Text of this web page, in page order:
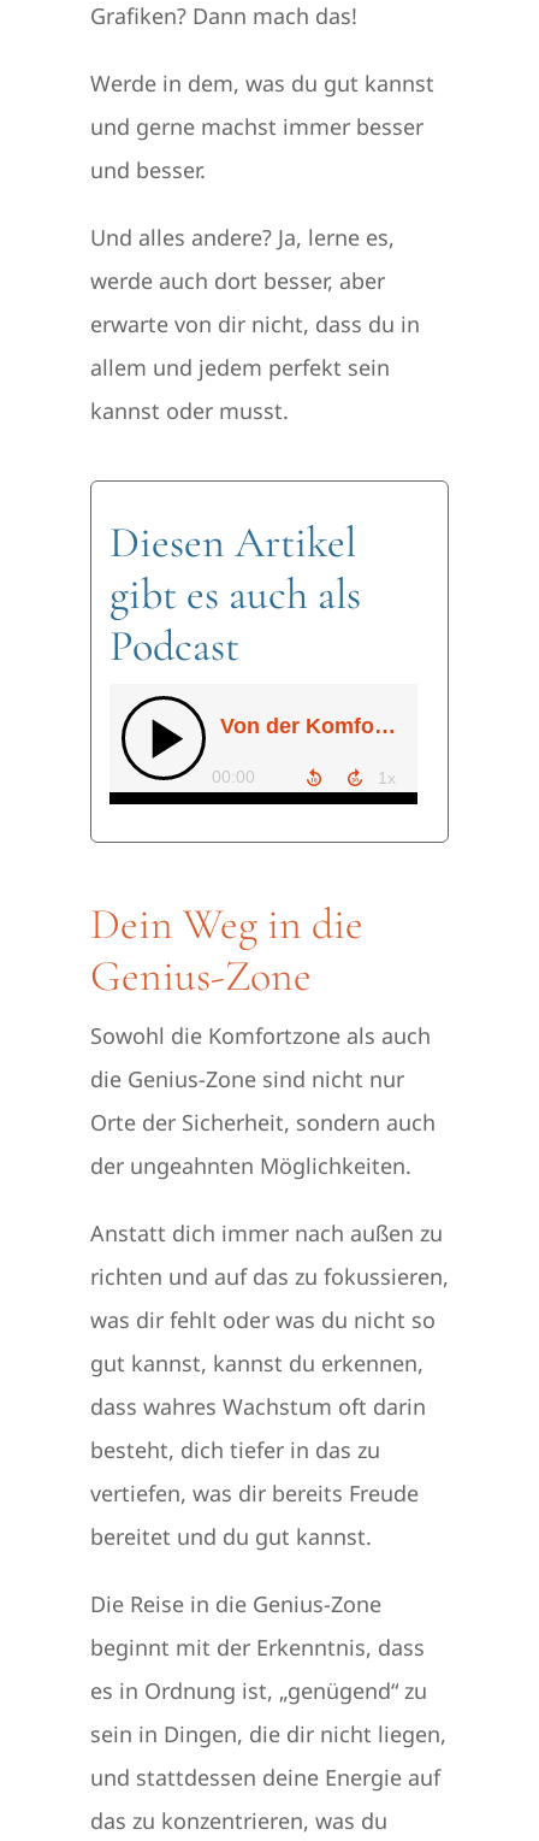
Grafiken? Dann mach das!
Werde in dem, was du gut kannst
und gerne machst immer besser
und besser.
Und alles andere? Ja, lerne es,
werde auch dort besser, aber
erwarte von dir nicht, dass du in
allem und jedem perfekt sein
kannst oder musst.
Diesen Artikel
gibt es auch als
Podcast
Dein Weg in die
Genius-Zone
Sowohl die Komfortzone als auch
die Genius-Zone sind nicht nur
Orte der Sicherheit, sondern auch
der ungeahnten Möglichkeiten.
Anstatt dich immer nach außen zu
richten und auf das zu fokussieren,
was dir fehlt oder was du nicht so
gut kannst, kannst du erkennen,
dass wahres Wachstum oft darin
besteht, dich tiefer in das zu
vertiefen, was dir bereits Freude
bereitet und du gut kannst.
Die Reise in die Genius-Zone
beginnt mit der Erkenntnis, dass
es in Ordnung ist, „genügend“ zu
sein in Dingen, die dir nicht liegen,
und stattdessen deine Energie auf
das zu konzentrieren, was du